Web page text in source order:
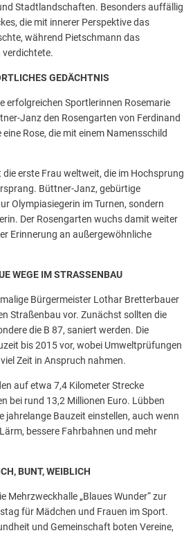
Stadtlandschaften. Besonders auffällig
die mit innerer Perspektive das
während Pietschmann das
GEDÄCHTNIS
erfolgreichen Sportlerinnen Rosemarie
Janz den Rosengarten von Ferdinand
Rose, die mit einem Namensschild
erste Frau weltweit, die im Hochsprung
Büttner-Janz, gebürtige
Olympiasiegerin im Turnen, sondern
Der Rosengarten wuchs damit weiter
Erinnerung an außergewöhnliche
WEGE IM STRASSENBAU
Bürgermeister Lothar Bretterbauer
Straßenbau vor. Zunächst sollten die
die B 87, saniert werden. Die
bis 2015 vor, wobei Umweltprüfungen
Zeit in Anspruch nahmen.
auf etwa 7,4 Kilometer Strecke
bei rund 13,2 Millionen Euro. Lübben
jahrelange Bauzeit einstellen, auch wenn
bessere Fahrbahnen und mehr
BUNT, WEIBLICH
Mehrzweckhalle „Blaues Wunder“ zur
für Mädchen und Frauen im Sport.
und Gemeinschaft boten Vereine,